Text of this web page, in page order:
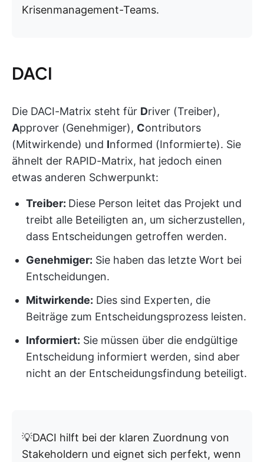
Krisenmanagement-Teams.
DACI
Die DACI-Matrix steht für Driver (Treiber),
Approver (Genehmiger), Contributors
(Mitwirkende) und Informed (Informierte). Sie
ähnelt der RAPID-Matrix, hat jedoch einen
etwas anderen Schwerpunkt:
Treiber: Diese Person leitet das Projekt und
treibt alle Beteiligten an, um sicherzustellen,
dass Entscheidungen getroffen werden.
Genehmiger: Sie haben das letzte Wort bei
Entscheidungen.
Mitwirkende: Dies sind Experten, die
Beiträge zum Entscheidungsprozess leisten.
Informiert: Sie müssen über die endgültige
Entscheidung informiert werden, sind aber
nicht an der Entscheidungsfindung beteiligt.
💡DACI hilft bei der klaren Zuordnung von
Stakeholdern und eignet sich perfekt, wenn